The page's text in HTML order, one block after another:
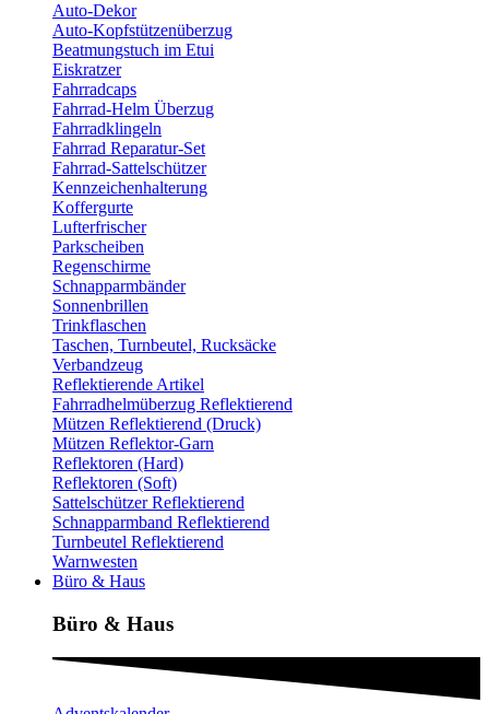
Auto-Dekor
Auto-Kopfstützenüberzug
Beatmungstuch im Etui
Eiskratzer
Fahrradcaps
Fahrrad-Helm Überzug
Fahrradklingeln
Fahrrad Reparatur-Set
Fahrrad-Sattelschützer
Kennzeichenhalterung
Koffergurte
Lufterfrischer
Parkscheiben
Regenschirme
Schnapparmbänder
Sonnenbrillen
Trinkflaschen
Taschen, Turnbeutel, Rucksäcke
Verbandzeug
Reflektierende Artikel
Fahrradhelmüberzug Reflektierend
Mützen Reflektierend (Druck)
Mützen Reflektor-Garn
Reflektoren (Hard)
Reflektoren (Soft)
Sattelschützer Reflektierend
Schnapparmband Reflektierend
Turnbeutel Reflektierend
Warnwesten
Büro & Haus
Büro & Haus